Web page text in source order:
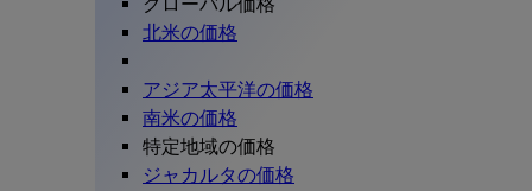
グローバル価格
北米の価格
アジア太平洋の価格
南米の価格
特定地域の価格
ジャカルタの価格